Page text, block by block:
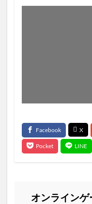
オンラインゲ